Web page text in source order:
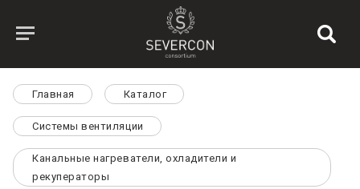
Главная Каталог
Системы вентиляции
Канальные нагреватели, охладители и
рекуператоры